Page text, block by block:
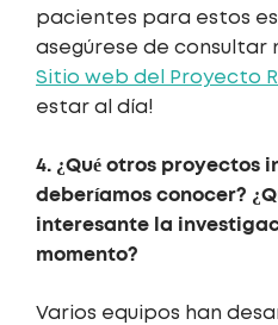
pacientes para estos
asegúrese de consultar
Sitio web del Proyecto
estar al día!
4. ¿Qué otros proyectos
deberíamos conocer?
interesante la
momento?
Varios equipos han